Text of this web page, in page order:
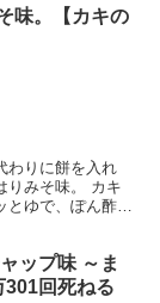
味。【カキの
わりに餅を入れ
りみそ味。 カキ
ゆで、ぽん酢で
ップ味 ～ま
301回死ねる